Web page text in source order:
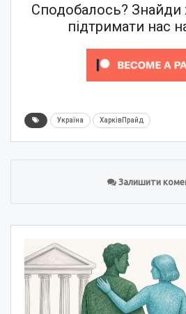
Сподобалось? Знайди
підтримати нас
Україна ХарківПрайд
Залишити